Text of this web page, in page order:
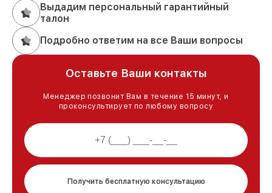
Выдадим персональный гарантийный
талон
Подробно ответим на все Ваши вопросы
Оставьте Ваши контакты
Менеджер позвонит Вам в течение 15 минут, и
проконсультирует по любому вопросу
Получить бесплатную консультацию